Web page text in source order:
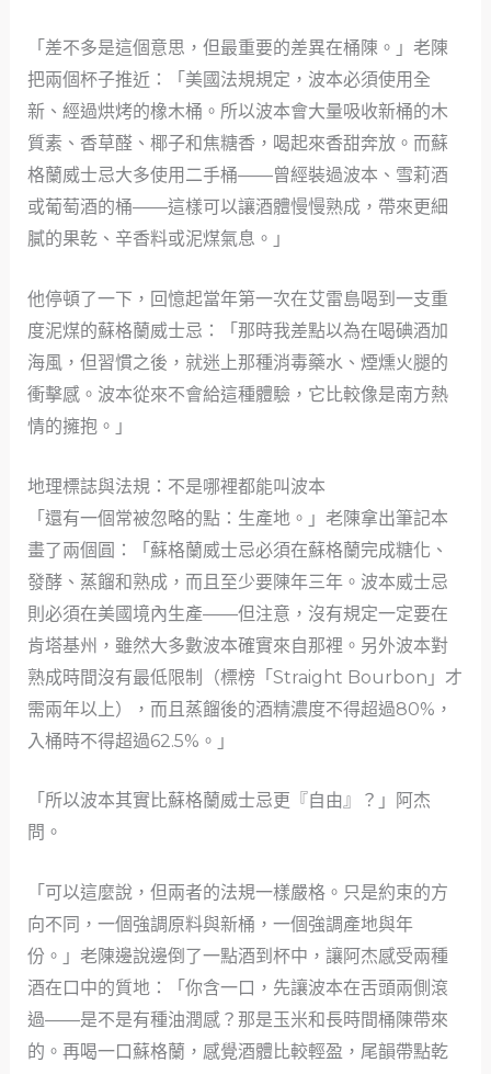
「差不多是這個意思，但最重要的差異在桶陳。」老陳
把兩個杯子推近：「美國法規規定，波本必須使用全
新、經過烘烤的橡木桶。所以波本會大量吸收新桶的木
質素、香草醛、椰子和焦糖香，喝起來香甜奔放。而蘇
格蘭威士忌大多使用二手桶——曾經裝過波本、雪莉酒
或葡萄酒的桶——這樣可以讓酒體慢慢熟成，帶來更細
膩的果乾、辛香料或泥煤氣息。」
他停頓了一下，回憶起當年第一次在艾雷島喝到一支重
度泥煤的蘇格蘭威士忌：「那時我差點以為在喝碘酒加
海風，但習慣之後，就迷上那種消毒藥水、煙燻火腿的
衝擊感。波本從來不會給這種體驗，它比較像是南方熱
情的擁抱。」
地理標誌與法規：不是哪裡都能叫波本
「還有一個常被忽略的點：生產地。」老陳拿出筆記本
畫了兩個圓：「蘇格蘭威士忌必須在蘇格蘭完成糖化、
發酵、蒸餾和熟成，而且至少要陳年三年。波本威士忌
則必須在美國境內生產——但注意，沒有規定一定要在
肯塔基州，雖然大多數波本確實來自那裡。另外波本對
熟成時間沒有最低限制（標榜「Straight Bourbon」才
需兩年以上），而且蒸餾後的酒精濃度不得超過80%，
入桶時不得超過62.5%。」
「所以波本其實比蘇格蘭威士忌更『自由』？」阿杰
問。
「可以這麼說，但兩者的法規一樣嚴格。只是約束的方
向不同，一個強調原料與新桶，一個強調產地與年
份。」老陳邊說邊倒了一點酒到杯中，讓阿杰感受兩種
酒在口中的質地：「你含一口，先讓波本在舌頭兩側滾
過——是不是有種油潤感？那是玉米和長時間桶陳帶來
的。再喝一口蘇格蘭，感覺酒體比較輕盈，尾韻帶點乾